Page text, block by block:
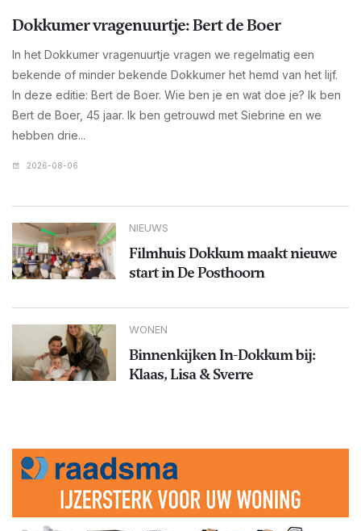
Dokkumer vragenuurtje: Bert de Boer
In het Dokkumer vragenuurtje vragen we regelmatig een
bekende of minder bekende Dokkumer het hemd van het lijf.
In deze editie: Bert de Boer. Wie ben je en wat doe je? Ik ben
Bert de Boer, 45 jaar. Ik ben getrouwd met Siebrine en we
hebben drie...
2026-08-06
NIEUWS
Filmhuis Dokkum maakt nieuwe
start in De Posthoorn
WONEN
Binnenkijken In-Dokkum bij:
Klaas, Lisa & Sverre